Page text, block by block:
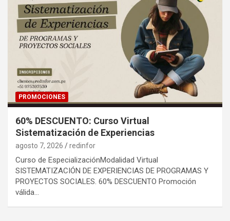
PROMOCIONES
60% DESCUENTO: Curso Virtual
Sistematización de Experiencias
agosto 7, 2026 redinfor
Curso de EspecializaciónModalidad Virtual
SISTEMATIZACIÓN DE EXPERIENCIAS DE PROGRAMAS Y
PROYECTOS SOCIALES. 60% DESCUENTO Promoción
válida…